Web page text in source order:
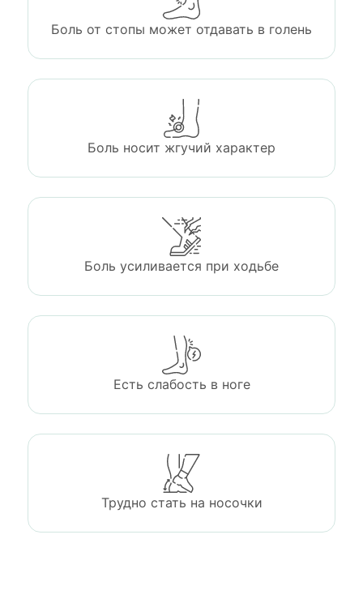
Боль от стопы может отдавать в голень
Боль носит жгучий характер
Боль усиливается при ходьбе
Есть слабость в ноге
Трудно стать на носочки